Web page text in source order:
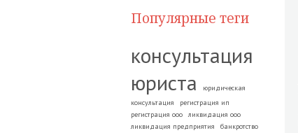
Популярные теги
консультация
юриста
юридическая
консультация
регистрация ип
регистрация ооо
ликвидация ооо
ликвидация предприятия
банкротство